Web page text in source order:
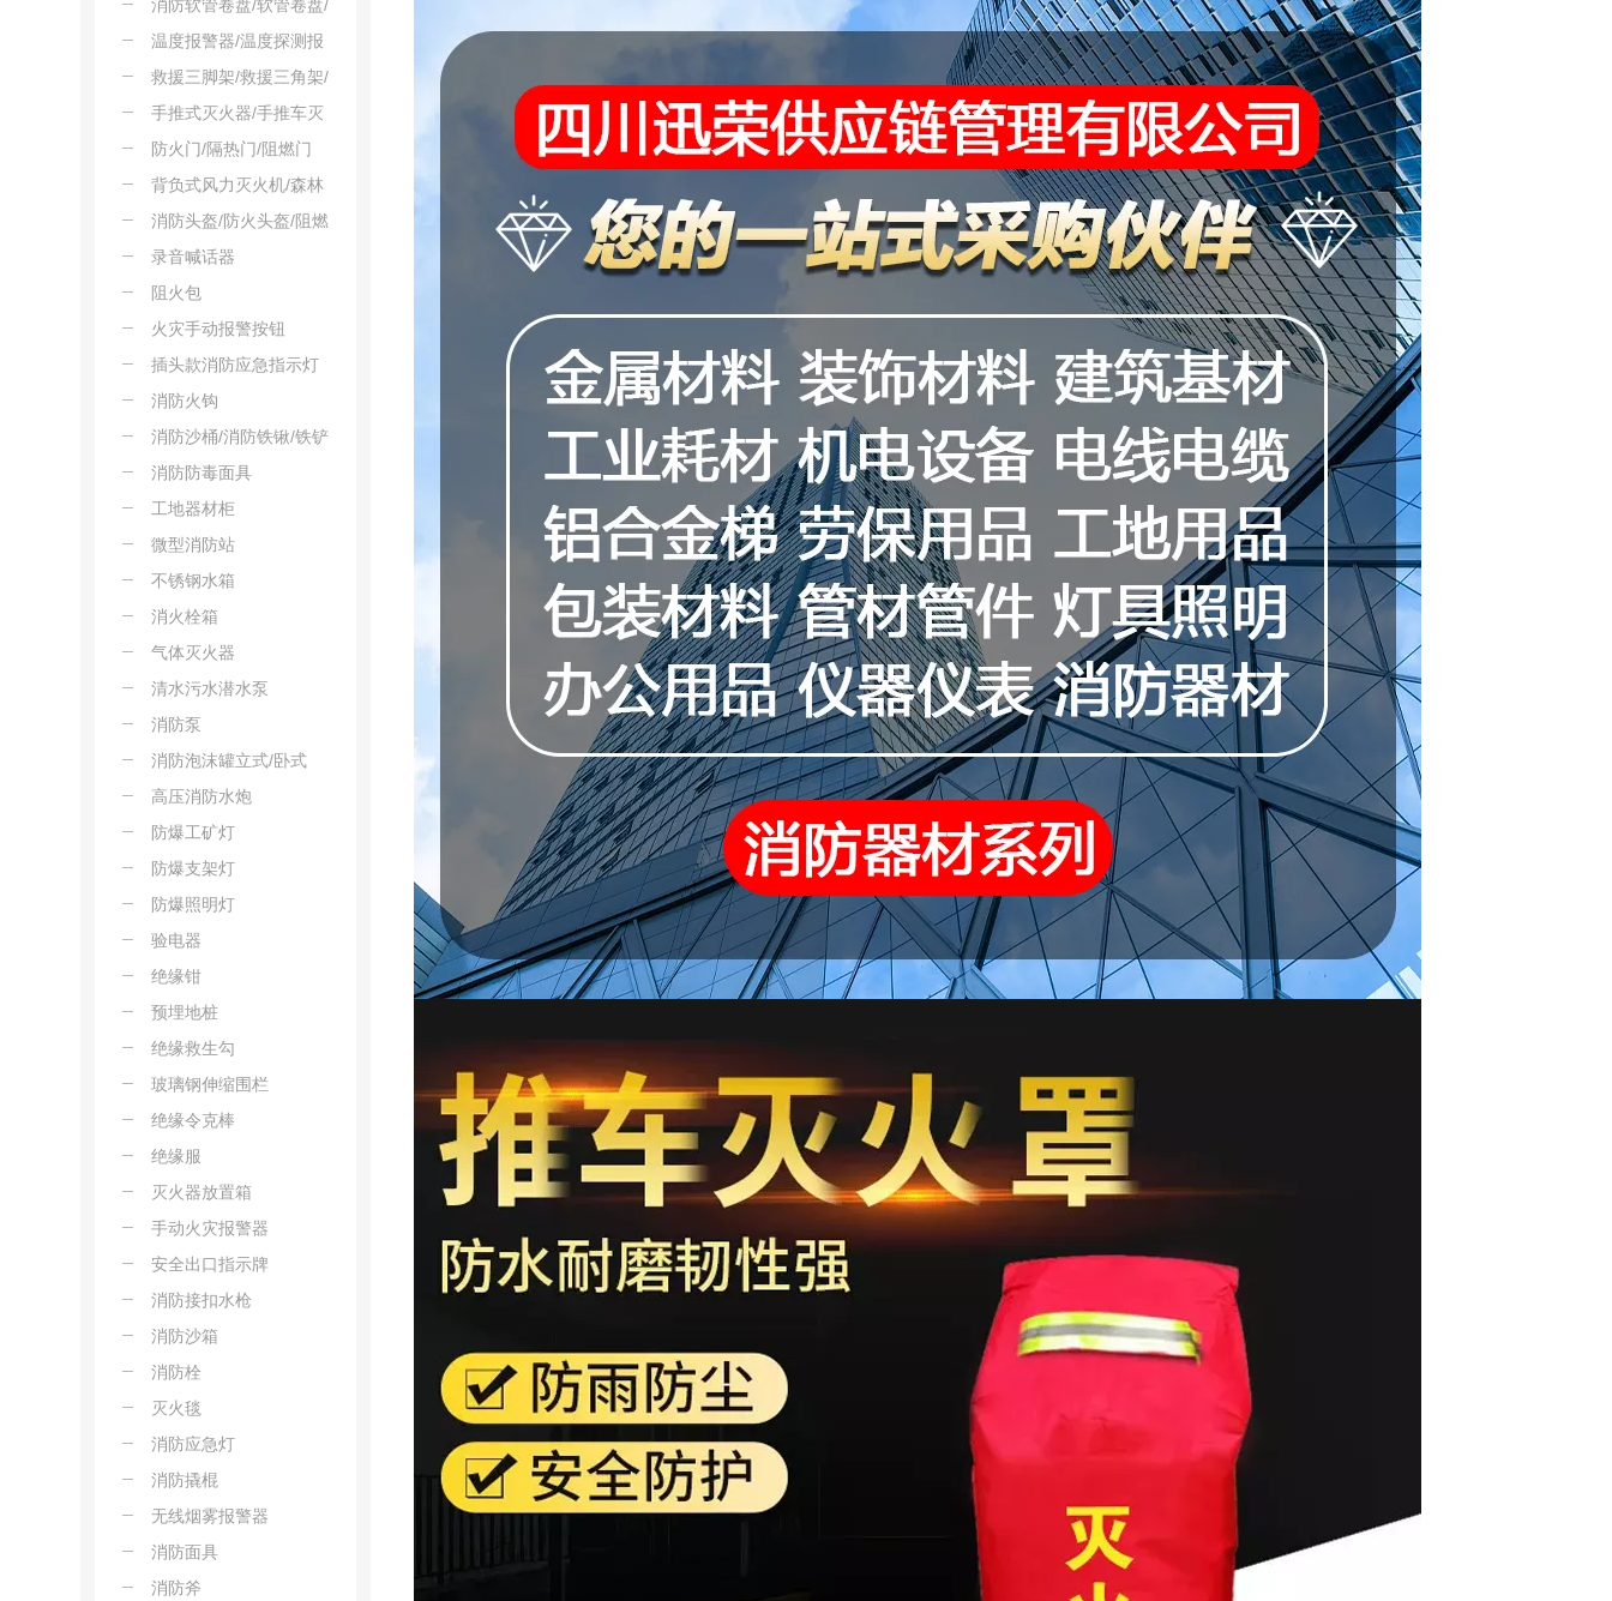
火鞭
消防软管卷盘/软管卷盘/
消防水龙卷盘
温度报警器/温度探测报
警器/感温火灾探测器
救援三脚架/救援三角架/
深井救援架
手推式灭火器/手推车灭
火器/移动式灭火器
防火门/隔热门/阻燃门
背负式风力灭火机/森林
背负风力灭火机
消防头盔/防火头盔/阻燃
头盔
录音喊话器
阻火包
火灾手动报警按钮
插头款消防应急指示灯
消防火钩
消防沙桶/消防铁锹/铁铲
消防防毒面具
工地器材柜
微型消防站
不锈钢水箱
消火栓箱
气体灭火器
清水污水潜水泵
消防泵
消防泡沫罐立式/卧式
高压消防水炮
防爆工矿灯
防爆支架灯
防爆照明灯
验电器
绝缘钳
预埋地桩
绝缘救生勾
玻璃钢伸缩围栏
绝缘令克棒
绝缘服
灭火器放置箱
手动火灾报警器
安全出口指示牌
消防接扣水枪
消防沙箱
消防栓
灭火毯
消防应急灯
消防撬棍
无线烟雾报警器
消防面具
消防斧